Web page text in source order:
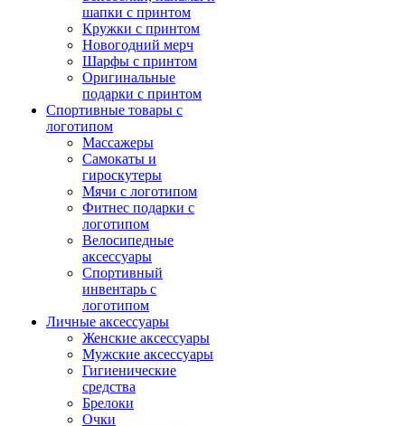
шапки с принтом
Кружки с принтом
Новогодний мерч
Шарфы с принтом
Оригинальные
подарки с принтом
Спортивные товары с
логотипом
Массажеры
Самокаты и
гироскутеры
Мячи с логотипом
Фитнес подарки с
логотипом
Велосипедные
аксессуары
Спортивный
инвентарь с
логотипом
Личные аксессуары
Женские аксессуары
Мужские аксессуары
Гигиенические
средства
Брелоки
Очки